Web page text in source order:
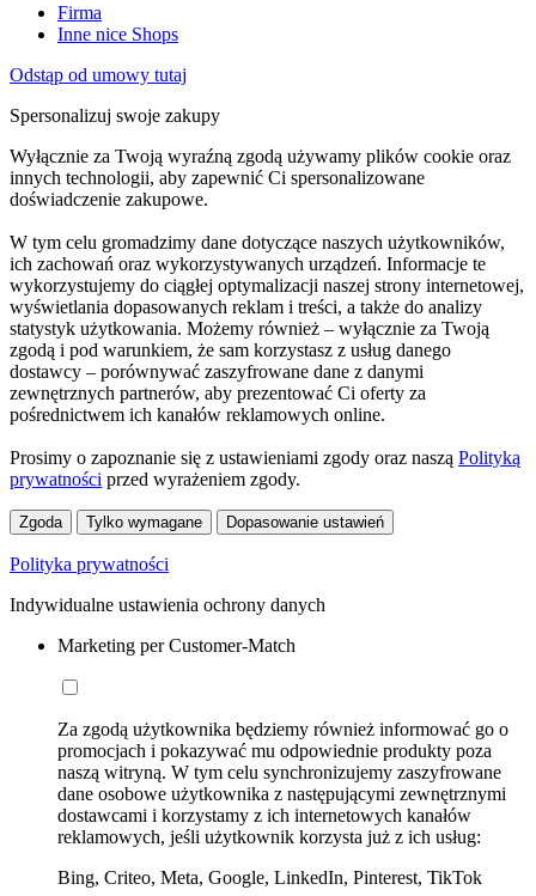
Firma
Inne nice Shops
Odstąp od umowy tutaj
Spersonalizuj swoje zakupy
Wyłącznie za Twoją wyraźną zgodą używamy plików cookie oraz
innych technologii, aby zapewnić Ci spersonalizowane
doświadczenie zakupowe.
W tym celu gromadzimy dane dotyczące naszych użytkowników,
ich zachowań oraz wykorzystywanych urządzeń. Informacje te
wykorzystujemy do ciągłej optymalizacji naszej strony internetowej,
wyświetlania dopasowanych reklam i treści, a także do analizy
statystyk użytkowania. Możemy również – wyłącznie za Twoją
zgodą i pod warunkiem, że sam korzystasz z usług danego
dostawcy – porównywać zaszyfrowane dane z danymi
zewnętrznych partnerów, aby prezentować Ci oferty za
pośrednictwem ich kanałów reklamowych online.
Prosimy o zapoznanie się z ustawieniami zgody oraz naszą Polityką
prywatności przed wyrażeniem zgody.
Zgoda Tylko wymagane Dopasowanie ustawień
Polityka prywatności
Indywidualne ustawienia ochrony danych
Marketing per Customer-Match
Za zgodą użytkownika będziemy również informować go o
promocjach i pokazywać mu odpowiednie produkty poza
naszą witryną. W tym celu synchronizujemy zaszyfrowane
dane osobowe użytkownika z następującymi zewnętrznymi
dostawcami i korzystamy z ich internetowych kanałów
reklamowych, jeśli użytkownik korzysta już z ich usług:
Bing, Criteo, Meta, Google, LinkedIn, Pinterest, TikTok